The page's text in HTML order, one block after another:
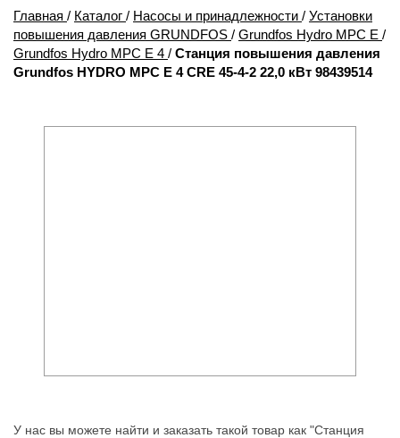
Главная / Каталог / Насосы и принадлежности / Установки
повышения давления GRUNDFOS / Grundfos Hydro MPC E /
Grundfos Hydro MPC E 4 / Станция повышения давления
Grundfos HYDRO MPC E 4 CRE 45-4-2 22,0 кВт 98439514
У нас вы можете найти и заказать такой товар как "Станция